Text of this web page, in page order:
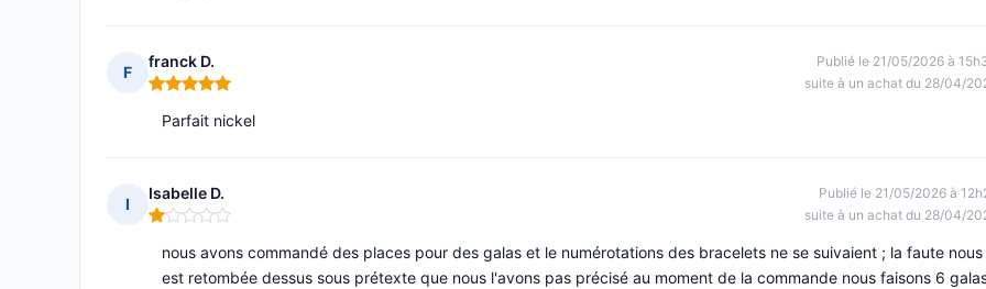
F
franck D.
Note : 5 sur 5
Publié le 21/05/2026 à
suite à un achat du 28/04/
Parfait nickel
I
Isabelle D.
Note : 1 sur 5
Publié le 21/05/2026 à
suite à un achat du 28/04/
nous avons commandé des places pour des galas et le numérotations des bracelets ne se suivaient ; la faute nous
est retombée dessus sous prétexte que nous l'avons pas précisé au moment de la commande nous faisons 6